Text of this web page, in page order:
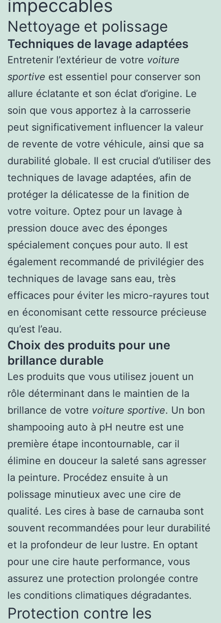
impeccables
Nettoyage et polissage
Techniques de lavage adaptées
Entretenir l’extérieur de votre voiture
sportive est essentiel pour conserver son
allure éclatante et son éclat d’origine. Le
soin que vous apportez à la carrosserie
peut significativement influencer la valeur
de revente de votre véhicule, ainsi que sa
durabilité globale. Il est crucial d’utiliser des
techniques de lavage adaptées, afin de
protéger la délicatesse de la finition de
votre voiture. Optez pour un lavage à
pression douce avec des éponges
spécialement conçues pour auto. Il est
également recommandé de privilégier des
techniques de lavage sans eau, très
efficaces pour éviter les micro-rayures tout
en économisant cette ressource précieuse
qu’est l’eau.
Choix des produits pour une
brillance durable
Les produits que vous utilisez jouent un
rôle déterminant dans le maintien de la
brillance de votre voiture sportive. Un bon
shampooing auto à pH neutre est une
première étape incontournable, car il
élimine en douceur la saleté sans agresser
la peinture. Procédez ensuite à un
polissage minutieux avec une cire de
qualité. Les cires à base de carnauba sont
souvent recommandées pour leur durabilité
et la profondeur de leur lustre. En optant
pour une cire haute performance, vous
assurez une protection prolongée contre
les conditions climatiques dégradantes.
Protection contre les